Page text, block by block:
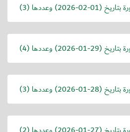
بتاريخ (2026-02-01) وعددها (3)
بتاريخ (2026-01-29) وعددها (4)
بتاريخ (2026-01-28) وعددها (3)